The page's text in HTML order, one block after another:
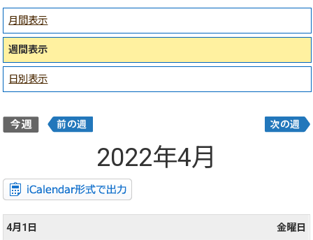
月間表示
週間表示
日別表示
2022年4月
4月1日 金曜日